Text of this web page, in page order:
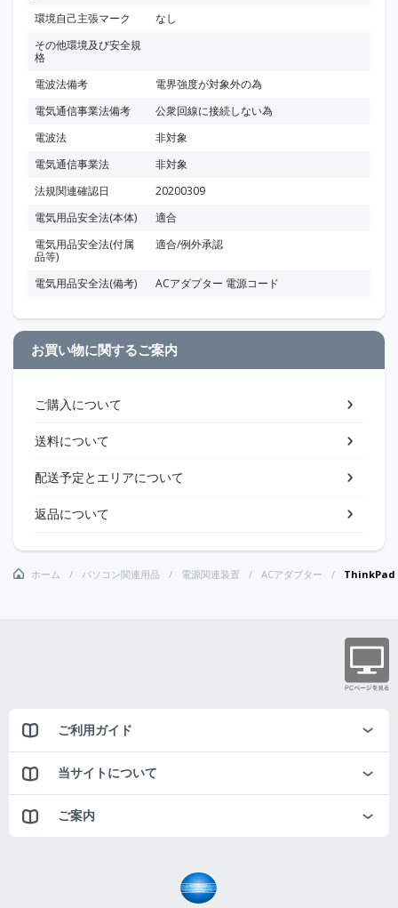
環境自己主張マーク
なし
その他環境及び安全規
格
電波法備考
電界強度が対象外の為
電気通信事業法備考
公衆回線に接続しない為
電波法
非対象
電気通信事業法
非対象
法規関連確認日
20200309
電気用品安全法(本体)
適合
電気用品安全法(付属
品等)
適合/例外承認
電気用品安全法(備考) ACアダプター 電源コード
お買い物に関するご案内
ご購入について
送料について
配送予定とエリアについて
返品について
ホーム パソコン関連用品 電源関連装置 ACアダプター ThinkPad
ご利用ガイド
当サイトについて
ご案内